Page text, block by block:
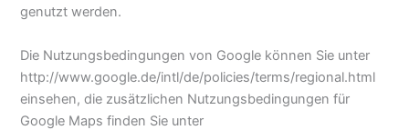
genutzt werden.
Die Nutzungsbedingungen von Google können Sie unter
http://www.google.de/intl/de/policies/terms/regional.html
einsehen, die zusätzlichen Nutzungsbedingungen für
Google Maps finden Sie unter